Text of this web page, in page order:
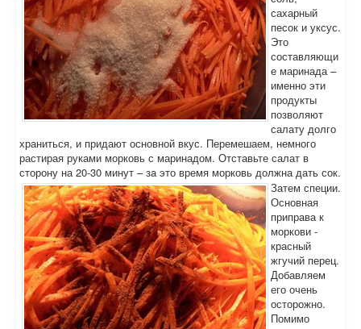
сахарный
песок и уксус.
Это
составляющи
е маринада –
именно эти
продукты
позволяют
салату долго
храниться, и придают основной вкус. Перемешаем, немного
растирая руками морковь с маринадом. Отставьте салат в
сторону на 20-30 минут – за это время морковь должна дать сок.
Затем специи.
Основная
приправа к
моркови -
красный
жгучий перец.
Добавляем
его очень
осторожно.
Помимо